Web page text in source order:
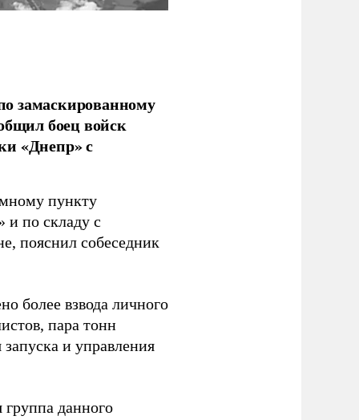
замаскированному
боец войск
«Днепр» с
пункту
и по складу с
пояснил собеседник
более взвода личного
пара тонн
и управления
данного